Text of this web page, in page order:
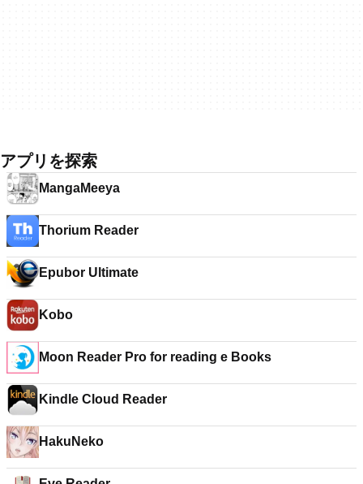
アプリを探索
MangaMeeya
Thorium Reader
Epubor Ultimate
Kobo
Moon Reader Pro for reading e Books
Kindle Cloud Reader
HakuNeko